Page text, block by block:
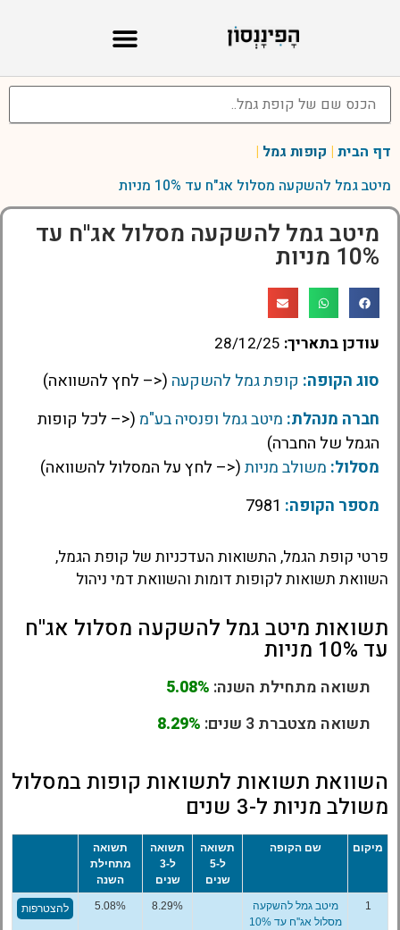
דף הבית | קופות גמל |
מיטב גמל להשקעה מסלול אג"ח עד 10% מניות
מיטב גמל להשקעה מסלול אג''ח עד
10% מניות
עודכן בתאריך: 28/12/25
סוג הקופה: קופת גמל להשקעה (<– לחץ להשוואה)
חברה מנהלת: מיטב גמל ופנסיה בע"מ (<– לכל קופות
הגמל של החברה)
מסלול: משולב מניות(<– לחץ על המסלול להשוואה)
מספר הקופה:
פרטי קופת הגמל, התשואות העדכניות של קופת הגמל,
השוואת תשואות לקופות דומות והשוואת דמי ניהול
תשואות מיטב גמל להשקעה מסלול אג''ח
עד 10% מניות
תשואה מתחילת השנה: 5.08%
תשואה מצטברת 3 שנים:
8.29%
השוואת תשואות לתשואות קופות במסלול
משולב מניות ל-3 שנים
מיקום שם הקופה
תשואה
ל-5
שנים
תשואה
ל-3
שנים
תשואה
מתחילת
השנה
1
מיטב גמל להשקעה
מסלול אג''ח עד 10%
8.29%
5.08% להצטרפות